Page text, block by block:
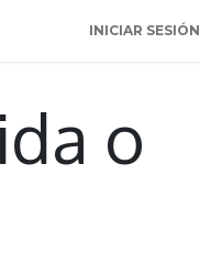
INICIAR SESIÓN
o